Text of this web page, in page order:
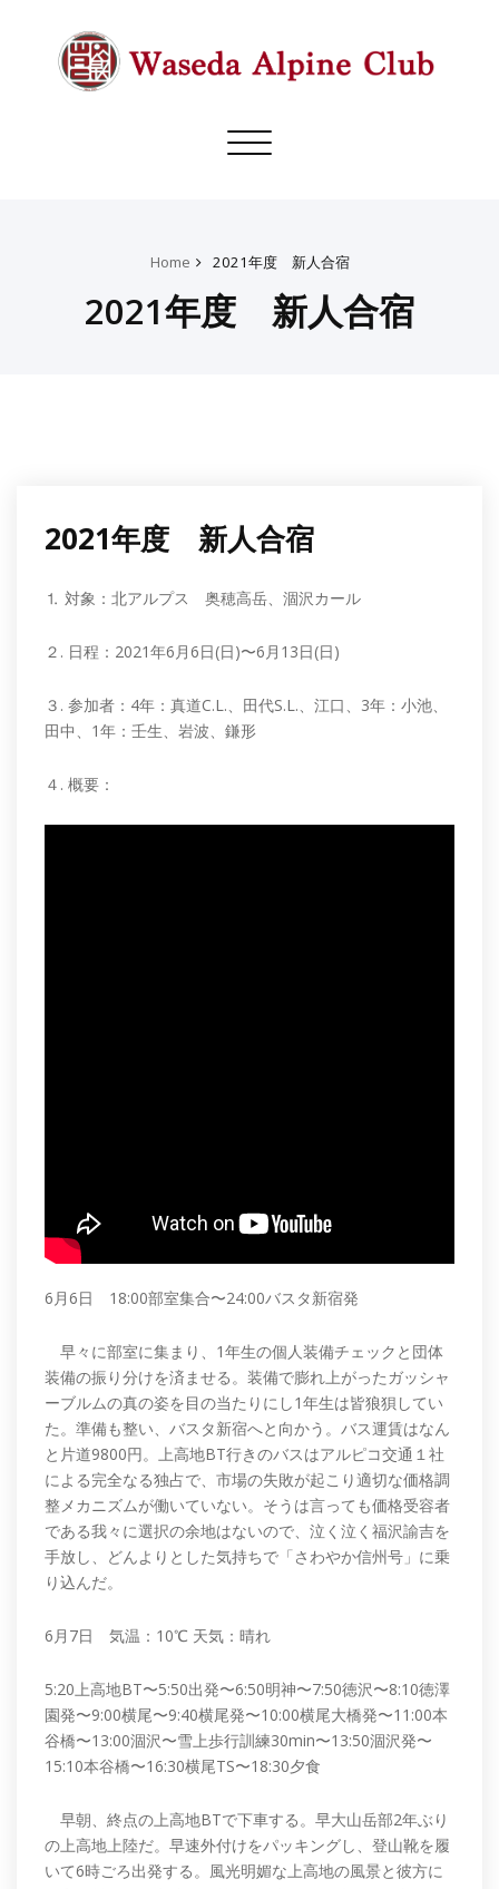
Toggle
Home 2021年度 新人合宿
2021年度 新人合宿
2021年度 新人合宿
⒈ 対象：北アルプス 奥穂高岳、涸沢カール
２. 日程：2021年6月6日(日)〜6月13日(日)
３. 参加者：4年：真道C.L.、田代S.L.、江口、3年：小池、
田中、1年：壬生、岩波、鎌形
４. 概要：
6月6日 18:00部室集合〜24:00バスタ新宿発
早々に部室に集まり、1年生の個人装備チェックと団体
装備の振り分けを済ませる。装備で膨れ上がったガッシャ
ーブルムの真の姿を目の当たりにし1年生は皆狼狽してい
た。準備も整い、バスタ新宿へと向かう。バス運賃はなん
と片道9800円。上高地BT行きのバスはアルピコ交通１社
による完全なる独占で、市場の失敗が起こり適切な価格調
整メカニズムが働いていない。そうは言っても価格受容者
である我々に選択の余地はないので、泣く泣く福沢諭吉を
手放し、どんよりとした気持ちで「さわやか信州号」に乗
り込んだ。
6月7日 気温：10℃ 天気：晴れ
5:20上高地BT〜5:50出発〜6:50明神〜7:50徳沢〜8:10徳澤
園発〜9:00横尾〜9:40横尾発〜10:00横尾大橋発〜11:00本
谷橋〜13:00涸沢〜雪上歩行訓練30min〜13:50涸沢発〜
15:10本谷橋〜16:30横尾TS〜18:30夕食
早朝、終点の上高地BTで下車する。早大山岳部2年ぶり
の上高地上陸だ。早速外付けをパッキングし、登山靴を履
いて6時ごろ出発する。風光明媚な上高地の風景と彼方に